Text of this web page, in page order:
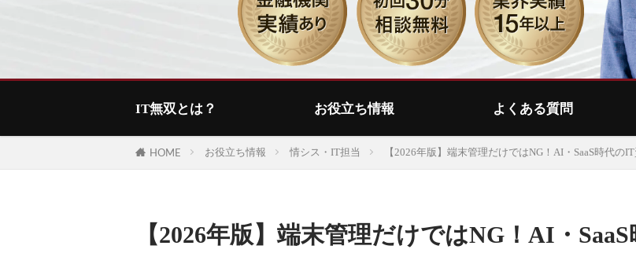
IT無双とは？ お役立ち情報 よくある質問
HOME お役立ち情報 情シス・IT担当 【2026年版】端末管理だけではNG！AI・SaaS時代の
【2026年版】端末管理だけではNG！AI・SaaS